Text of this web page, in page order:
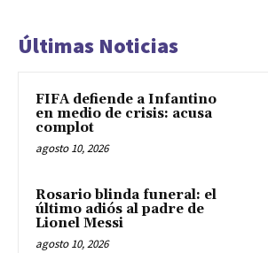
Últimas Noticias
FIFA defiende a Infantino
en medio de crisis: acusa
complot
agosto 10, 2026
Rosario blinda funeral: el
último adiós al padre de
Lionel Messi
agosto 10, 2026